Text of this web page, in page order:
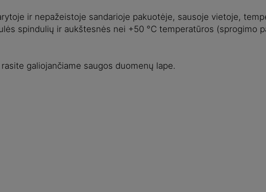
ir nepažeistoje sandarioje pakuotėje, sausoje vietoje,
spindulių ir aukštesnės nei +50 °C temperatūros (sprogimo
galiojančiame saugos duomenų lape.